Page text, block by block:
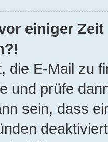
einiger
die E-Mail zu
und prüfe
sein, dass